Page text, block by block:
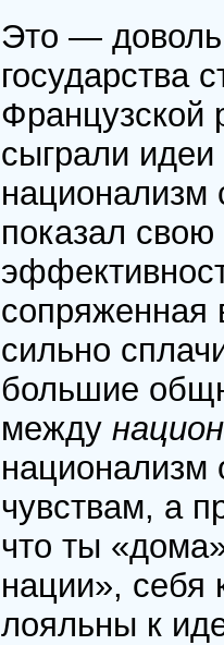
Это —
государства
Французской
сыграли
национализм
показал
сопряженная
сильно
большие
между
национализм
чувствам, а
что ты
нации», себя
лояльны к